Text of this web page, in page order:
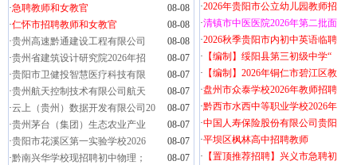
·急聘教师和女教官
08-08
·仁怀市招聘教师和女教官
08-08
·贵州高速黔通建设工程有限公司
08-08
·贵州省建筑设计研究院2026年招
08-07
·贵阳市卫健投智慧医疗科技有限
08-07
·贵州航天控制技术有限公司航天
08-07
·云上（贵州）数据开发有限公司20
08-07
·贵州茅台（集团）生态农业产业
08-07
·贵阳市花溪区第一实验学校2026
08-07
·黔南兴华学校现招聘初中物理；
08-07
·2026年贵阳市公立幼儿园教师招
·清镇市中医医院2026年第二批面
·2026秋季贵阳市内初中英语临聘
· 【编制】绥阳县第三初级中学“
· 【编制】2026年铜仁市碧江区教
·盘州市众泰学校2026年教师招聘
·黔西市水西中等职业学校2026年
·中国人寿保险股份有限公司贵阳
·平坝区枫林高中招聘教师
· 【置顶推荐招聘】兴义市急聘初